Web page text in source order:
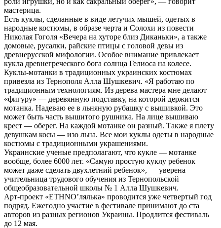
мастерица.
Есть куклы, сделанные в виде летучих мышей, одетых в
народные костюмы, в образе черта и Солохи из повести
Николая Гоголя «Вечера на хуторе близ Диканьки», а также
домовые, русалки, райские птицы с головой девы из
древнерусской мифологии. Особое внимание привлекает
кукла древнегреческого бога солнца Гелиоса на колесе.
Куклы-мотанки в традиционных украинских костюмах
привезла из Тернополя Алла Шушкевич. «Я работаю по
традиционным технологиям. Из дерева мастера мне делают
«фигуру» — деревянную подставку, на которой держится
мотанка. Надеваю ее в льняную рубашку с вышивкой. Это
может быть часть вышитого рушника. На лице вышиваю
крест — оберег. На каждой мотанке он разный. Также я плету
девушкам косы — изо льна. Все мои куклы одеты в народные
костюмы с традиционными украшениями.
Украинские ученые предполагают, что кукле — мотанке
вообще, более 6000 лет. «Самую простую куклу ребенок
может даже сделать двухлетний ребенок», — уверена
учительница трудового обучения из Тернопольской
общеобразовательной школы № 1 Алла Шушкевич.
Арт-проект «ETHNO’лялька» проводится уже четвертый год
подряд. Ежегодно участие в фестивале принимают до ста
авторов из разных регионов Украины. Продлится фестиваль
до 12 мая.